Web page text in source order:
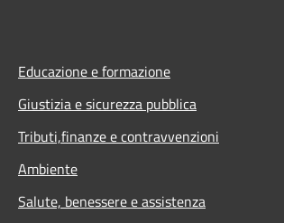
Educazione e formazione
Giustizia e sicurezza pubblica
Tributi,finanze e contravvenzioni
Ambiente
Salute, benessere e assistenza